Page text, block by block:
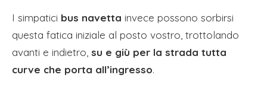
I simpatici bus navetta invece possono sorbirsi
questa fatica iniziale al posto vostro, trottolando
avanti e indietro, su e giù per la strada tutta
curve che porta all’ingresso.